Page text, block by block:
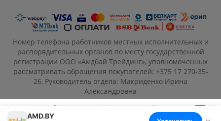
Номер телефона работников местных исполнительных и
распорядительных органов по месту государственной
регистрации ООО «Амдбай Трейдинг», уполномоченных
рассматривать обращения покупателей: +375 17 270-35-
26, Руководитель отдела: Макриденко Ирина
Александровна
AMD.BY